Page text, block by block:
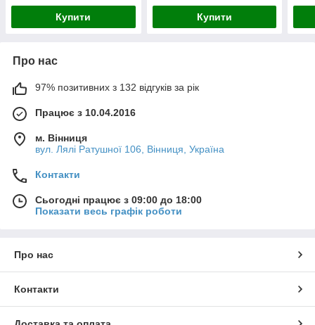
Купити Купити
Про нас
97% позитивних з 132 відгуків за рік
Працює з 10.04.2016
м. Вінниця
вул. Лялі Ратушної 106, Вінниця, Україна
Контакти
Сьогодні працює з 09:00 до 18:00
Показати весь графік роботи
Про нас
Контакти